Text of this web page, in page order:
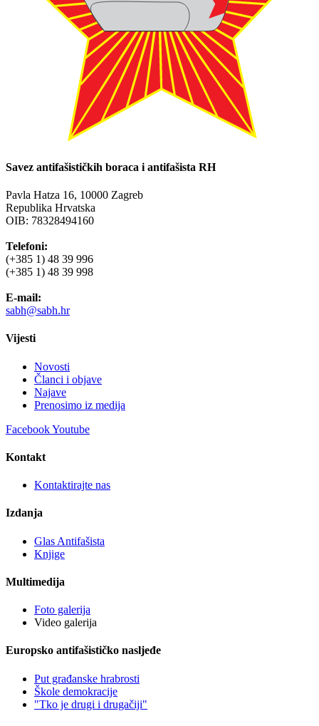
Savez antifašističkih boraca i antifašista RH
Pavla Hatza 16, 10000 Zagreb
Republika Hrvatska
OIB: 78328494160
Telefoni:
(+385 1) 48 39 996
(+385 1) 48 39 998
E-mail:
sabh@sabh.hr
Vijesti
Novosti
Članci i objave
Najave
Prenosimo iz medija
FacebookYoutube
Kontakt
Kontaktirajte nas
Izdanja
Glas Antifašista
Knjige
Multimedija
Foto galerija
Video galerija
Europsko antifašističko nasljeđe
Put građanske hrabrosti
Škole demokracije
"Tko je drugi i drugačiji"